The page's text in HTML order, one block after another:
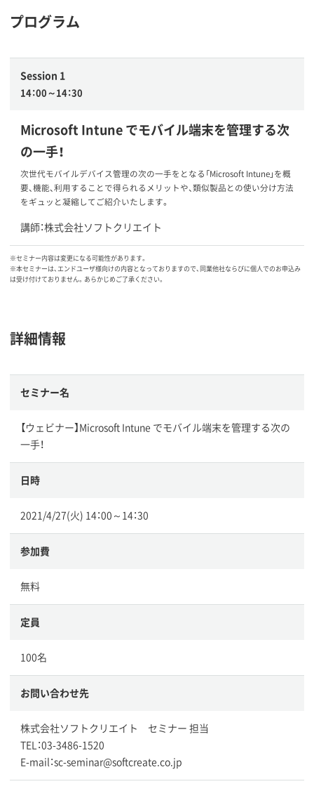
プログラム
Session 1
14：00～14：30
Microsoft Intune でモバイル端末を管理する次
の一手！
次世代モバイルデバイス管理の次の一手をとなる「Microsoft Intune」を概
要、機能、利用することで得られるメリットや、類似製品との使い分け方法
をギュッと凝縮してご紹介いたします。
講師：株式会社ソフトクリエイト
※セミナー内容は変更になる可能性があります。
※本セミナーは、エンドユーザ様向けの内容となっておりますので、同業他社ならびに個人でのお申込み
は受け付けておりません。あらかじめご了承ください。
詳細情報
セミナー名
【ウェビナー】Microsoft Intune でモバイル端末を管理する次の
一手！
日時
2021/4/27(火) 14：00～14：30
参加費
無料
定員
100名
お問い合わせ先
株式会社ソフトクリエイト セミナー 担当
TEL：03-3486-1520
E-mail：sc-seminar@softcreate.co.jp